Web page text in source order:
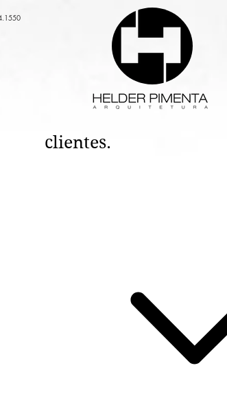
clientes.